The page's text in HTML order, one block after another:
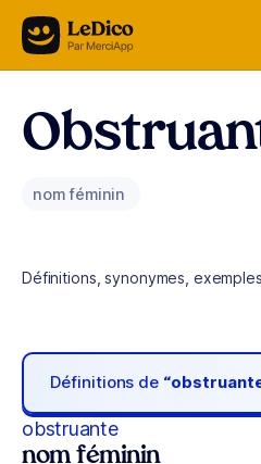
Aller au contenu
nom féminin
Définitions, synonymes,
Définitions de
obstruante
nom féminin